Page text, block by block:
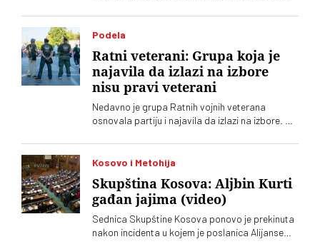
pomoćnik ministra Ministarstva unutrašnjih
poslova. Požarom je zahvaćeno oko hiljadu i po
Podela
Ratni veterani: Grupa koja je
najavila da izlazi na izbore
nisu pravi veterani
Nedavno je grupa Ratnih vojnih veterana
osnovala partiju i najavila da izlazi na izbore. Oni
se od njih
Kosovo i Metohija
Skupština Kosova: Aljbin Kurti
gađan jajima (video)
Sednica Skupštine Kosova ponovo je prekinuta
nakon incidenta u kojem je poslanica Alijanse